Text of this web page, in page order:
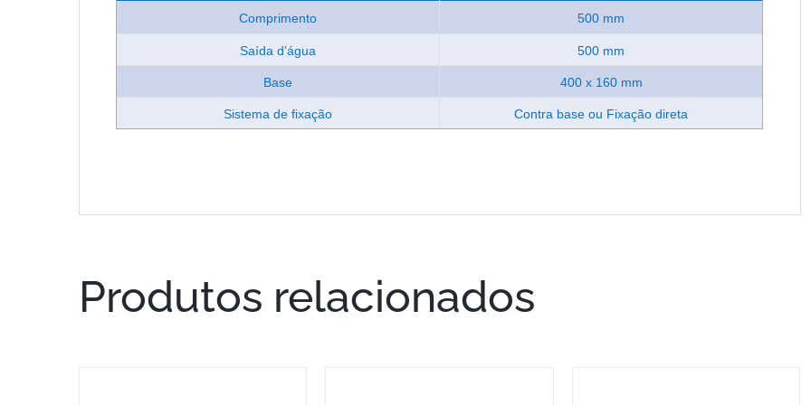
Comprimento 500 mm
Saída d’água 500 mm
Base 400 x 160 mm
Sistema de fixação Contra base ou Fixação direta
Produtos relacionados